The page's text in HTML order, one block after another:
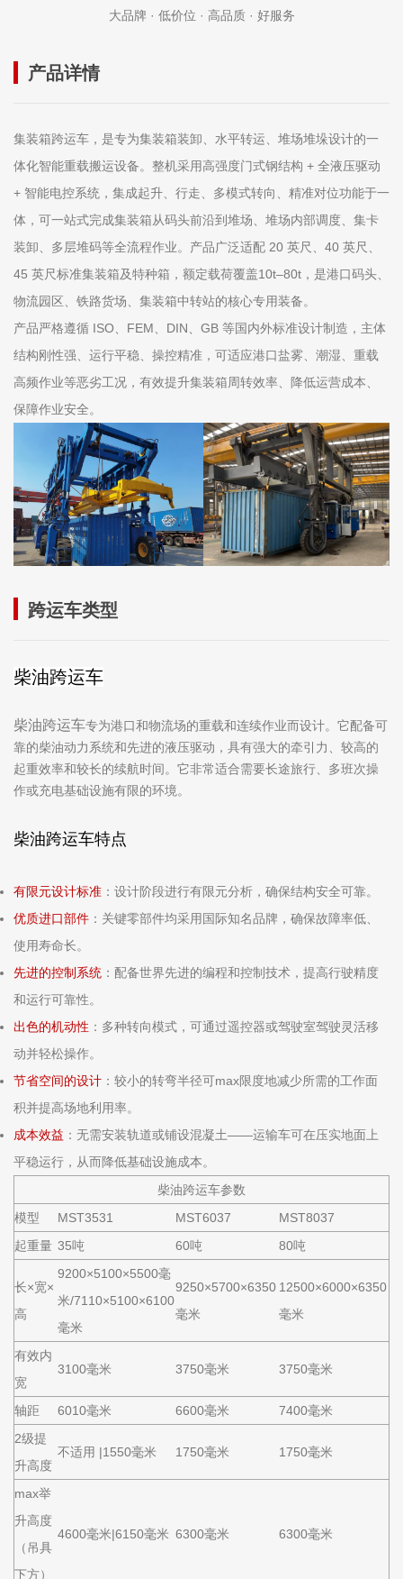
大品牌 · 低价位 · 高品质 · 好服务
产品详情
集装箱跨运车，是专为集装箱装卸、水平转运、堆场堆垛设计的一
体化智能重载搬运设备。整机采用高强度门式钢结构 + 全液压驱动
+ 智能电控系统 ，集成起升、行走、多模式转向、精准对位功能于一
体，可一站式完成集装箱从码头前沿到堆场、堆场内部调度、集卡
装卸、多层堆码等全流程作业。产品广泛适配 20 英尺、40 英尺、
45 英尺标准集装箱及特种箱，额定载荷覆盖10t–80t ，是港口码头、
物流园区、铁路货场、集装箱中转站的核心专用装备。
产品严格遵循 ISO、FEM、DIN、GB 等国内外标准设计制造，主体
结构刚性强、运行平稳、操控精准，可适应港口盐雾、潮湿、重载
高频作业等恶劣工况，有效提升集装箱周转效率、降低运营成本、
保障作业安全。
跨运车类型
柴油跨运车
柴油跨运车专为港口和物流场的重载和连续作业而设计。它配备可
靠的柴油动力系统和先进的液压驱动，具有强大的牵引力、较高的
起重效率和较长的续航时间。它非常适合需要长途旅行、多班次操
作或充电基础设施有限的环境。
柴油跨运车特点
有限元设计标准 ：设计阶段进行有限元分析，确保结构安全可靠。
优质进口部件 ：关键零部件均采用国际知名品牌，确保故障率低、
使用寿命长。
先进的控制系统 ：配备世界先进的编程和控制技术，提高行驶精度
和运行可靠性。
出色的机动性 ：多种转向模式，可通过遥控器或驾驶室驾驶灵活移
动并轻松操作。
节省空间的设计 ：较小的转弯半径可max限度地减少所需的工作面
积并提高场地利用率。
成本效益 ：无需安装轨道或铺设混凝土——运输车可在压实地面上
平稳运行，从而降低基础设施成本。
柴油跨运车参数
模型
MST3531 MST6037
MST8037
起重量 35吨 60吨 80吨
长×宽×
高
9200×5100×5500毫
米/7110×5100×6100
毫米
9250×5700×6350
毫米
12500×6000×6350
毫米
有效内
宽
3100毫米 3750毫米 3750毫米
轴距 6010毫米 6600毫米
7400毫米
2级提
升高度
不适用 |1550毫米 1750毫米 1750毫米
max举
升高度
（吊具
下方）
4600毫米|6150毫米 6300毫米 6300毫米